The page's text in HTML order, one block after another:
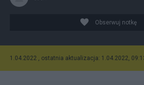
Obserwuj notkę
1.04.2022 , ostatnia aktualizacja: 1.04.2022,